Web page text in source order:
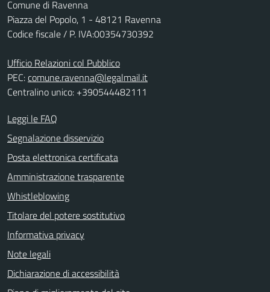
Comune di Ravenna
Piazza del Popolo, 1 - 48121 Ravenna
Codice fiscale / P. IVA:00354730392
Ufficio Relazioni col Pubblico
PEC:comune.ravenna@legalmail.it
Centralino unico: +390544482111
Leggi le FAQ
Segnalazione disservizio
Posta elettronica certificata
Amministrazione trasparente
Whistleblowing
Titolare del potere sostitutivo
Informativa privacy
Note legali
Dichiarazione di accessibilità